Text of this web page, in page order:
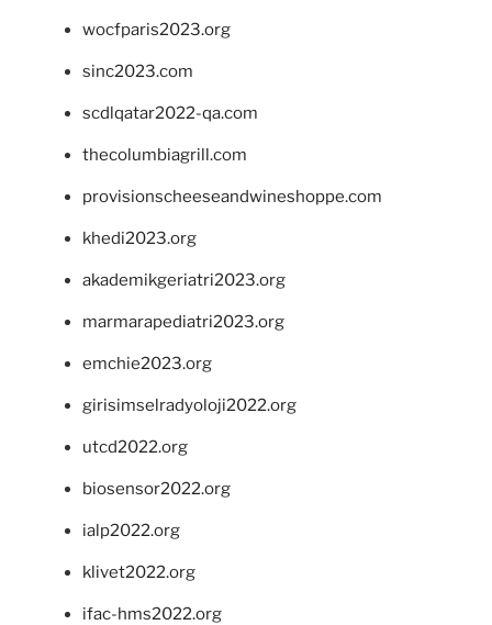
wocfparis2023.org
sinc2023.com
scdlqatar2022-qa.com
thecolumbiagrill.com
provisionscheeseandwineshoppe.com
khedi2023.org
akademikgeriatri2023.org
marmarapediatri2023.org
emchie2023.org
girisimselradyoloji2022.org
utcd2022.org
biosensor2022.org
ialp2022.org
klivet2022.org
ifac-hms2022.org